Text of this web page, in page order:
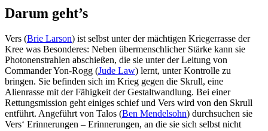
Darum geht’s
Vers (Brie Larson) ist selbst unter der mächtigen Kriegerrasse der
Kree was Besonderes: Neben übermenschlicher Stärke kann sie
Photonenstrahlen abschießen, die sie unter der Leitung von
Commander Yon-Rogg (Jude Law) lernt, unter Kontrolle zu
bringen. Sie befinden sich im Krieg gegen die Skrull, eine
Alienrasse mit der Fähigkeit der Gestaltwandlung. Bei einer
Rettungsmission geht einiges schief und Vers wird von den Skrull
entführt. Angeführt von Talos (Ben Mendelsohn) durchsuchen sie
Vers‘ Erinnerungen – Erinnerungen, an die sie sich selbst nicht